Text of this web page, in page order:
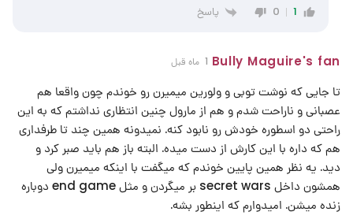
1
0 پاسخ
Bully Maguire's fan 1 ماه قبل
تا جایی که نوشت توبی و ولورین میمیرن رو خوندم چون واقعا هم
عصبانی و ناراحت شدم و هم از مارول چنین انتظاری نداشتم که به این
راحتی دو اسطوره خودش رو نابود کنه. نمیدونه همین چند تا طرفداری
هم که داره با این کارش از دست میده. البته باز هم باید صبر کرد و
دید. یه نظر همین پایین خوندم که میگفت با اینکه میمیرن ولی
همشون داخل secret wars بر میگردن و مثل end game دوباره
زنده میشن. امیدوارم که اینطور بشه.